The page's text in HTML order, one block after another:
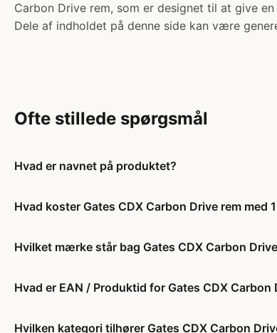
Carbon Drive rem, som er designet til at give
Dele af indholdet på denne side kan være
Ofte stillede spørgsmål
Hvad er navnet på produktet?
Hvad koster Gates CDX Carbon Drive rem med
Hvilket mærke står bag Gates CDX Carbon
Hvad er EAN / Produktid for Gates CDX
Hvilken kategori tilhører Gates CDX Carbon